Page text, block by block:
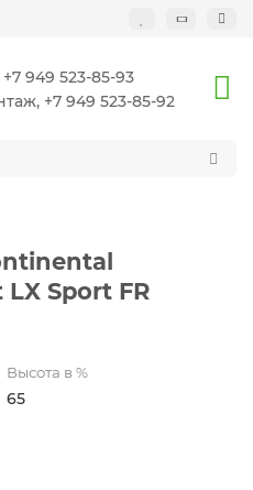
949 523-85-93
+7 949 523-85-92
Sport FR
Высота в %
65